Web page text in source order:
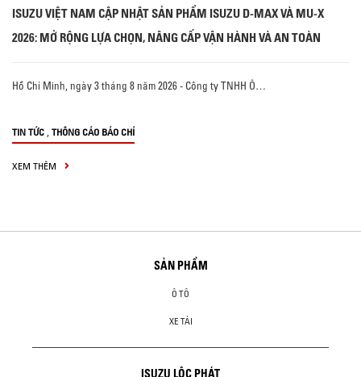
ISUZU VIỆT NAM CẬP NHẬT SẢN PHẨM ISUZU D-MAX VÀ MU-X
2026: MỞ RỘNG LỰA CHỌN, NÂNG CẤP VẬN HÀNH VÀ AN TOÀN
Hồ Chí Minh, ngày 3 tháng 8 năm 2026 - Công ty TNHH Ô…
TIN TỨC , THÔNG CÁO BÁO CHÍ
XEM THÊM
SẢN PHẨM
Ô TÔ
XE TẢI
ISUZU LỘC PHÁT